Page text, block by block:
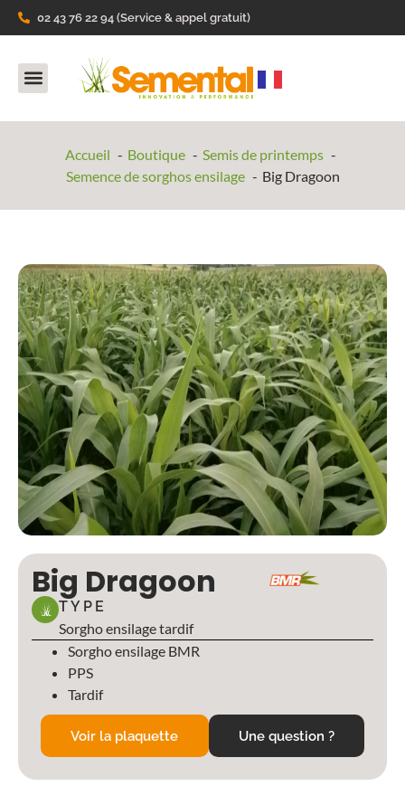
02 43 76 22 94 (Service & appel gratuit)
Accueil Boutique
Semis de printemps
Semence de sorghos ensilage
Big Dragoon
Big Dragoon
TYPE
Sorgho ensilage tardif
Sorgho ensilage BMR
PPS
Tardif
Voir la plaquette Une question ?